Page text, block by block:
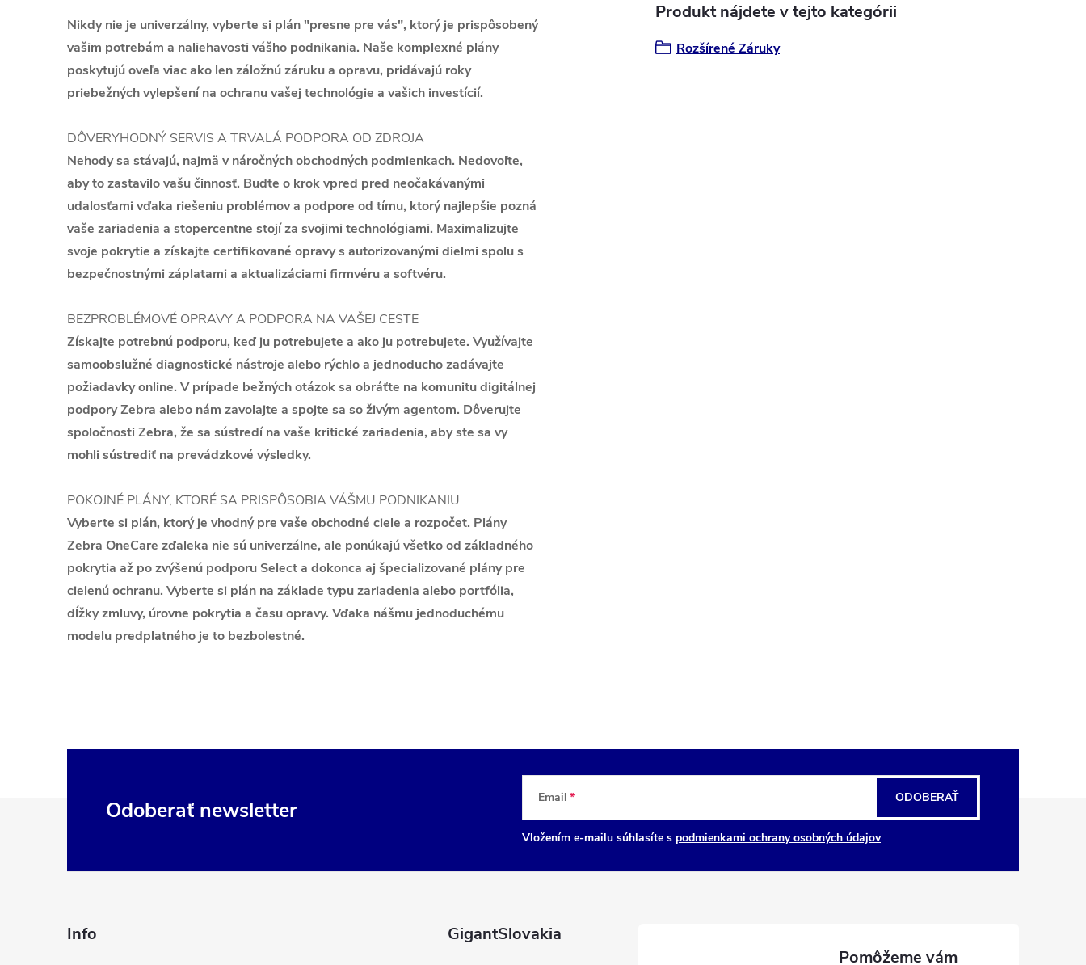
Nikdy nie je univerzálny, vyberte si plán "presne pre vás", ktorý je prispôsobený
vašim potrebám a naliehavosti vášho podnikania. Naše komplexné plány
poskytujú oveľa viac ako len záložnú záruku a opravu, pridávajú roky
priebežných vylepšení na ochranu vašej technológie a vašich investícií.
DÔVERYHODNÝ SERVIS A TRVALÁ PODPORA OD ZDROJA
Nehody sa stávajú, najmä v náročných obchodných podmienkach. Nedovoľte,
aby to zastavilo vašu činnosť. Buďte o krok vpred pred neočakávanými
udalosťami vďaka riešeniu problémov a podpore od tímu, ktorý najlepšie pozná
vaše zariadenia a stopercentne stojí za svojimi technológiami. Maximalizujte
svoje pokrytie a získajte certifikované opravy s autorizovanými dielmi spolu s
bezpečnostnými záplatami a aktualizáciami firmvéru a softvéru.
BEZPROBLÉMOVÉ OPRAVY A PODPORA NA VAŠEJ CESTE
Získajte potrebnú podporu, keď ju potrebujete a ako ju potrebujete. Využívajte
samoobslužné diagnostické nástroje alebo rýchlo a jednoducho zadávajte
požiadavky online. V prípade bežných otázok sa obráťte na komunitu digitálnej
podpory Zebra alebo nám zavolajte a spojte sa so živým agentom. Dôverujte
spoločnosti Zebra, že sa sústredí na vaše kritické zariadenia, aby ste sa vy
mohli sústrediť na prevádzkové výsledky.
POKOJNÉ PLÁNY, KTORÉ SA PRISPÔSOBIA VÁŠMU PODNIKANIU
Vyberte si plán, ktorý je vhodný pre vaše obchodné ciele a rozpočet. Plány
Zebra OneCare zďaleka nie sú univerzálne, ale ponúkajú všetko od základného
pokrytia až po zvýšenú podporu Select a dokonca aj špecializované plány pre
cielenú ochranu. Vyberte si plán na základe typu zariadenia alebo portfólia,
dĺžky zmluvy, úrovne pokrytia a času opravy. Vďaka nášmu jednoduchému
modelu predplatného je to bezbolestné.
Produkt nájdete v tejto kategórii
Rozšírené Záruky
Odoberať newsletter Email
Vložením e-mailu súhlasíte s podmienkami ochrany osobných údajov
ODOBERAŤ
Info GigantSlovakia